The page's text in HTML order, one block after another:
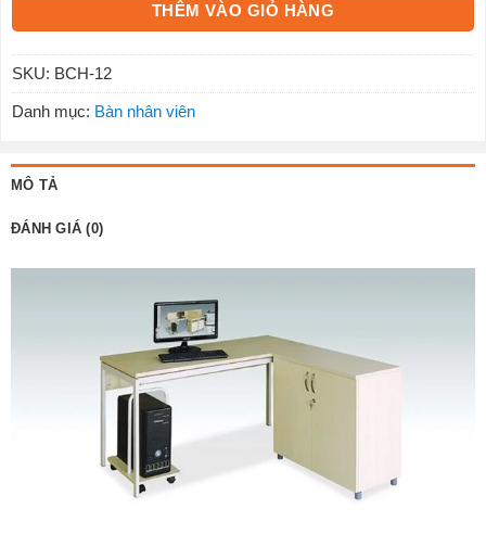
THÊM VÀO GIỎ HÀNG
SKU: BCH-12
Danh mục: Bàn nhân viên
MÔ TẢ
ĐÁNH GIÁ (0)